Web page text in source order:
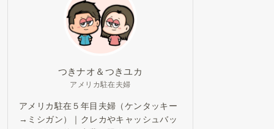
つきナオ＆つきユカ
アメリカ駐在夫婦
アメリカ駐在５年目夫婦（ケンタッキー
→ミシガン）｜クレカやキャッシュバッ